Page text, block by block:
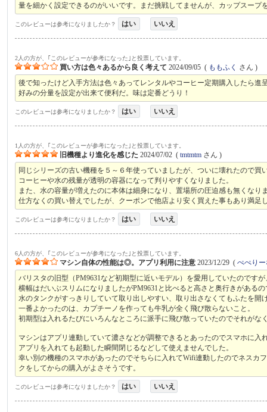
量を細かく設定できるのがいいです。まだ挑戦してませんが、カップスープ
このレビューは参考になりましたか？ はい いいえ
2人の方が、｢このレビューが参考になった｣と投票しています。
買い方は色々あるから良く考えて 2024/09/05 ( ももふく さん )
後で知ったけど入手方法は色々あってレンタルやコーヒー定期購入したら
好みの分量を設定が出来て便利だ。味は定番どうり！
このレビューは参考になりましたか？ はい いいえ
1人の方が、｢このレビューが参考になった｣と投票しています。
旧機種より進化を感じた 2024/07/02 (tmtmtm さん )
同じシリーズの古い機種を５～６年使っていましたが、ついに壊れたので買
コーヒーや水の残量が透明の容器になって判りやすくなりました。
また、水の容量が増えたのに本体は細身になり、置場所の圧迫感も無くなり
仕方なくの買い替えでしたが、クーポンで他店より安く買えた事もあり満足
このレビューは参考になりましたか？ はい いいえ
6人の方が、｢このレビューが参考になった｣と投票しています。
マシン自体の性能は◎。アプリ利用に注意 2023/12/29 (ぺぺり
バリスタの旧型（PM9631など初期型に近いモデル）を愛用していたのです
横幅はだいぶスリムになりましたがPM9631と比べると高さと奥行きがある
水のタンクがすっきりしていて取り出しやすい、取り出さなくてもふたを開
一番よかったのは、カプチーノを作っても牛乳が全く飛び散らないこと。
初期型は入れるたびにいろんなところに派手に飛び散っていたのでそれがな
マシンはアプリ連動していて濃さなどが調整できるとあったのでスマホに
アプリを入れても起動した瞬間閉じるなどして使えませんでした。
幸い別の機種のスマホがあったのでそちらに入れてWifi連動したのでネスカ
クをしてからの購入がよさそうです。
このレビューは参考になりましたか？ はい いいえ